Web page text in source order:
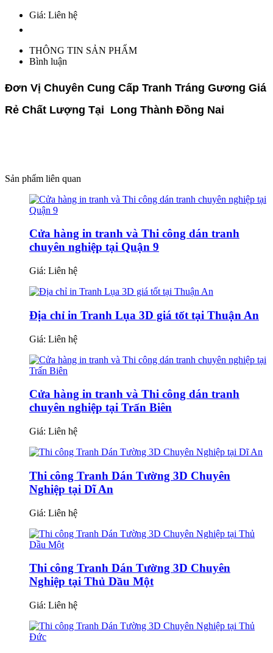
Giá: Liên hệ
THÔNG TIN SẢN PHẨM
Bình luận
Đơn Vị Chuyên Cung Cấp Tranh Tráng Gương Giá
Rẻ Chất Lượng Tại Long Thành Đồng Nai
Sản phẩm liên quan
Cửa hàng in tranh và Thi công dán tranh
chuyên nghiệp tại Quận 9
Giá: Liên hệ
Địa chỉ in Tranh Lụa 3D giá tốt tại Thuận An
Giá: Liên hệ
Cửa hàng in tranh và Thi công dán tranh
chuyên nghiệp tại Trấn Biên
Giá: Liên hệ
Thi công Tranh Dán Tường 3D Chuyên
Nghiệp tại Dĩ An
Giá: Liên hệ
Thi công Tranh Dán Tường 3D Chuyên
Nghiệp tại Thủ Dầu Một
Giá: Liên hệ